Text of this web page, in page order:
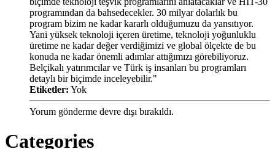
Etiketler: Yok
Yorum gönderme devre dışı bırakıldı.
Categories